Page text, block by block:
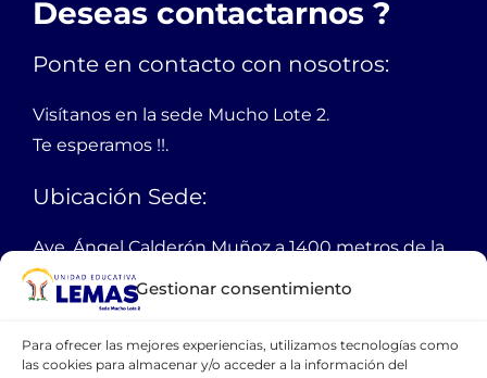
Gestionar consentimiento
Para ofrecer las mejores experiencias, utilizamos tecnologías como
las cookies para almacenar y/o acceder a la información del
Deseas contactarnos ?
Ponte en contacto con nosotros:
Visítanos en la sede Mucho Lote 2.
Te esperamos !!.
Ubicación Sede:
Ave. Ángel Calderón Muñoz a 1400 metros de la
autopista Narcisa de Jesús
Guayaquil Ecuador
PBX:38 11 200